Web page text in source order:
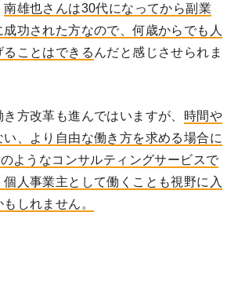
南雄也さんは30代になってから副業
功された方なので、何歳からでも人
ことはできる んだと感じさせられま
方改革も進んではいますが、 時間や
、より自由な働き方を求める場合に
ようなコンサルティングサービスで
人事業主として働くことも視野に入
しれません。